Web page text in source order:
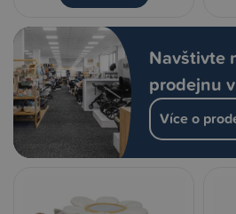
Navštivte
prodejnu
Více o